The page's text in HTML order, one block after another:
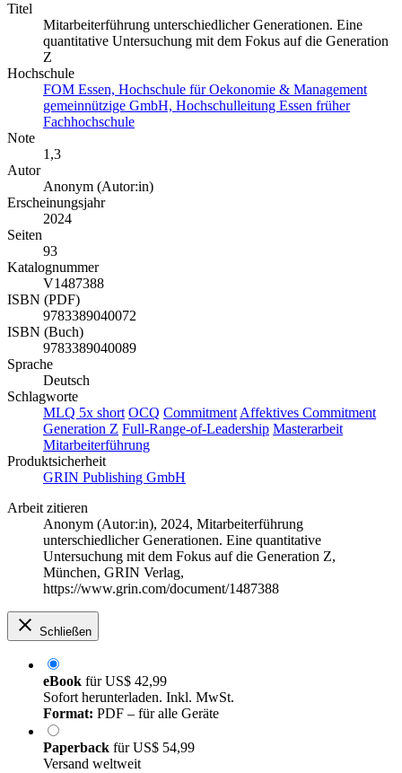
Titel
Mitarbeiterführung unterschiedlicher Generationen. Eine
quantitative Untersuchung mit dem Fokus auf die Generation
Z
Hochschule
FOM Essen, Hochschule für Oekonomie & Management
gemeinnützige GmbH, Hochschulleitung Essen früher
Fachhochschule
Note
1,3
Autor
Anonym (Autor:in)
Erscheinungsjahr
2024
Seiten
93
Katalognummer
V1487388
ISBN (PDF)
9783389040072
ISBN (Buch)
9783389040089
Sprache
Deutsch
Schlagworte
MLQ 5x short OCQ Commitment Affektives Commitment
Generation Z Full-Range-of-Leadership Masterarbeit
Mitarbeiterführung
Produktsicherheit
GRIN Publishing GmbH
Arbeit zitieren
Anonym (Autor:in), 2024, Mitarbeiterführung
unterschiedlicher Generationen. Eine quantitative
Untersuchung mit dem Fokus auf die Generation Z,
München, GRIN Verlag,
https://www.grin.com/document/1487388
Schließen
eBook fürUS$ 42,99
Sofort herunterladen. Inkl. MwSt.
Format: PDF – für alle Geräte
Paperback fürUS$ 54,99
Versand weltweit